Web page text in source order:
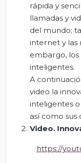
rápida y
llamadas y
del mundo;
internet y las
embargo,
inteligentes.
A
video la
inteligentes
así como sus
Video.
https://